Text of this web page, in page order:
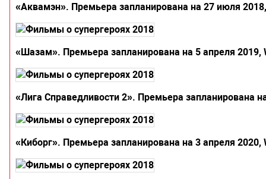
«Аквамэн». Премьера запланирована на 27 июля
«Шазам». Премьера запланирована на 5 апреля 2019,
«Лига Справедливости 2». Премьера запланирована
«Киборг». Премьера запланирована на 3 апреля 2020,